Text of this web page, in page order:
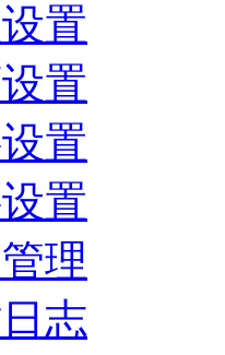
置
置
置
置
理
志